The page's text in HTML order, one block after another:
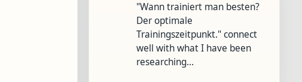
"Wann trainiert man besten?
Der optimale
Trainingszeitpunkt." connect
well with what I have been
researching…